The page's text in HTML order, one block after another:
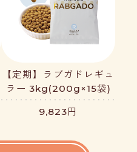
【定期】ラブガドレギュ
ラー 3kg(200g×15袋)
9,823円